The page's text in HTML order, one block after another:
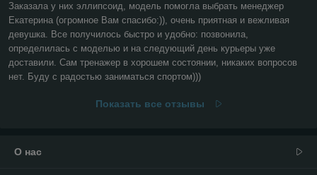
Заказала у них эллипсоид, модель помогла выбрать менеджер
Екатерина (огромное Вам спасибо:)), очень приятная и вежливая
девушка. Все получилось быстро и удобно: позвонила,
определилась с моделью и на следующий день курьеры уже
доставили. Сам тренажер в хорошем состоянии, никаких вопросов
нет. Буду с радостью заниматься спортом)))
Показать все отзывы
О нас